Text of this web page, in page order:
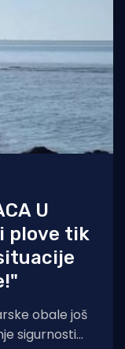
U
plove tik
obale još
sigurnosti